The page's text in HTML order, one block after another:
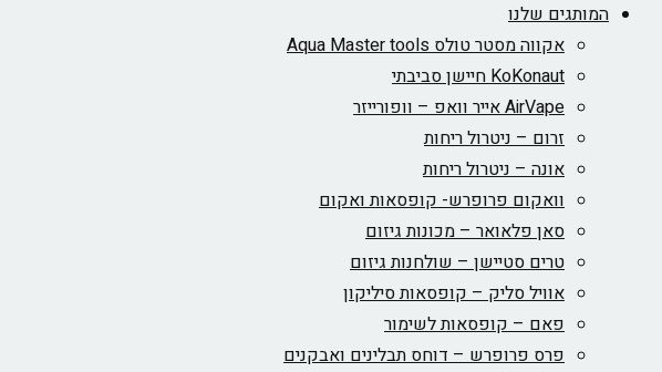
המותגים שלנו
אקווה מסטר טולס Aqua Master tools
KoKonaut חיישן סביבתי
AirVape אייר וואפ – וופורייזר
זרום – ניטרול ריחות
אונה – ניטרול ריחות
וואקום פרופרש- קופסאות ואקום
סאן פלאואר – מכונות גיזום
טרים סטיישן – שולחנות גיזום
אוויל סליק – קופסאות סיליקון
פאם – קופסאות לשימור
פרס פרופרש – דוחס תבלינים ואבקנים